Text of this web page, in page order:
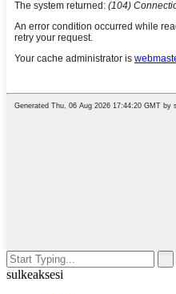
sulkeaksesi